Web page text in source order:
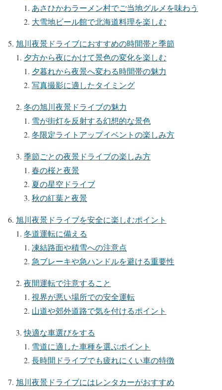
あさひかわラーメン村でご当地グルメを味わう
大雪地ビール館で北海道料理を楽しむ
旭川夜景ドライブにおすすめの時間帯と季節
夕方から夜にかけて景色の変化を楽しむ
夕暮れから夜景へ変わる時間帯の魅力
写真撮影に適したタイミング
冬の旭川夜景ドライブの魅力
雪が街灯を反射する幻想的な景色
冬限定ライトアップイベントの楽しみ方
季節ごとの夜景ドライブの楽しみ方
春の桜と夜景
夏の星空ドライブ
秋の紅葉と夜景
旭川夜景ドライブを安全に楽しむポイント
冬道運転に備える
凍結路面や積雪への注意点
急ブレーキや急ハンドルを避ける重要性
夜間運転で注意すること
視界が悪い場所での安全運転
山道や郊外道路で気を付けるポイント
快適な車選びをする
雪道に適した車種を選ぶポイント
長時間ドライブでも疲れにくい車の特徴
旭川夜景ドライブにはレンタカーがおすすめ